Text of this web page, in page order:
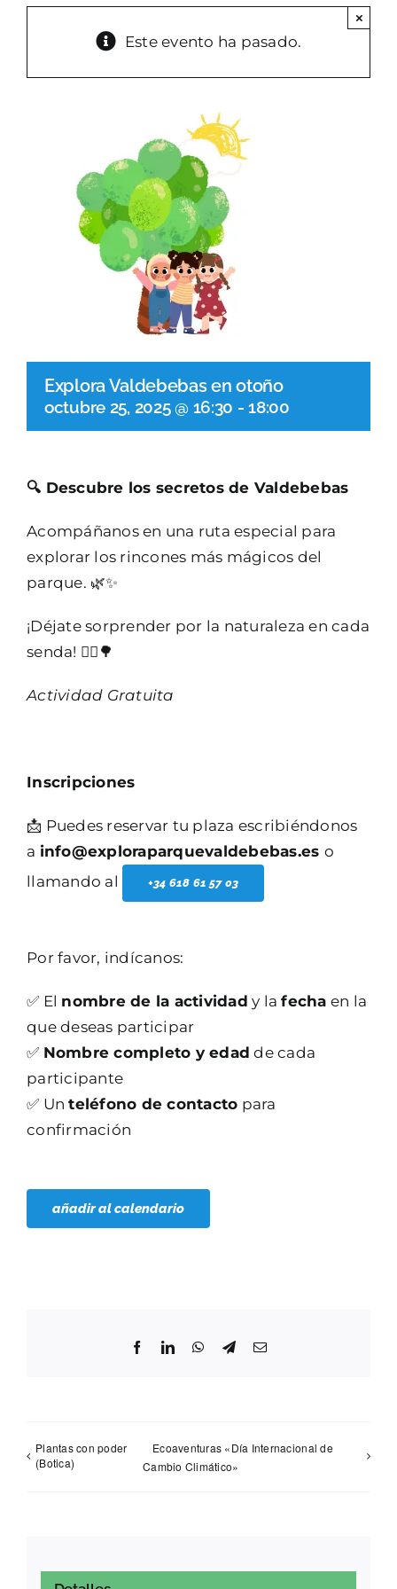
EMERGENCIAS
CONTACTO
Este evento ha pasado.
×
Explora Valdebebas en otoño
octubre 25, 2025 @ 16:30 -18:00
🔍 Descubre los secretos de Valdebebas
Acompáñanos en una ruta especial para
explorar los rincones más mágicos del
parque. 🌿✨
¡Déjate sorprender por la naturaleza en cada
senda! 🚶‍♂️🌳
Actividad Gratuita
Inscripciones
📩 Puedes reservar tu plaza escribiéndonos
a info@exploraparquevaldebebas.es o
llamando al
+34 618 61 57 03
Por favor, indícanos:
✅ El nombre de la actividad y lafecha en la
que deseas participar
✅ Nombre completo y edad de cada
participante
✅ Unteléfono de contacto para
confirmación
añadir al calendario
FacebookLinkedInWhatsApp
TelegramCorreo
Plantas con poder
(Botica)
Ecoaventuras «Día Internacional de
Cambio Climático»